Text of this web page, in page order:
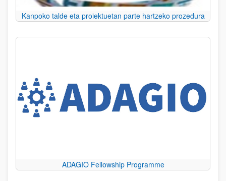
Kanpoko talde eta proiektuetan parte hartzeko prozedura
ADAGIO Fellowship Programme